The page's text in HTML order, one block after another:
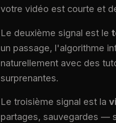
votre vidéo est courte et
Le deuxième signal est le
un passage, l'algorithme
naturellement avec des
surprenantes.
Le troisième signal est la
partages, sauvegardes —